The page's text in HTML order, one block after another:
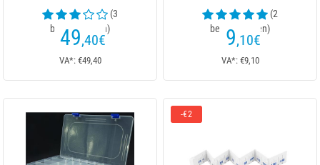
(3
beoordelingen)
49,40€
VA*: €49,40
(2
beoordelingen)
9,10€
VA*: €9,10
-€2